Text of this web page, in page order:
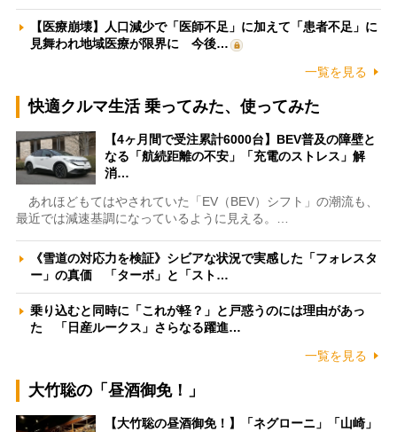
【医療崩壊】人口減少で「医師不足」に加えて「患者不足」に
見舞われ地域医療が限界に 今後…
一覧を見る
快適クルマ生活 乗ってみた、使ってみた
【4ヶ月間で受注累計6000台】BEV普及の障壁と
なる「航続距離の不安」「充電のストレス」解
消…
あれほどもてはやされていた「EV（BEV）シフト」の潮流も、
最近では減速基調になっているように見える。…
《雪道の対応力を検証》シビアな状況で実感した「フォレスタ
ー」の真価 「ターボ」と「スト…
乗り込むと同時に「これが軽？」と戸惑うのには理由があっ
た 「日産ルークス」さらなる躍進…
一覧を見る
大竹聡の「昼酒御免！」
【大竹聡の昼酒御免！】「ネグローニ」「山崎」